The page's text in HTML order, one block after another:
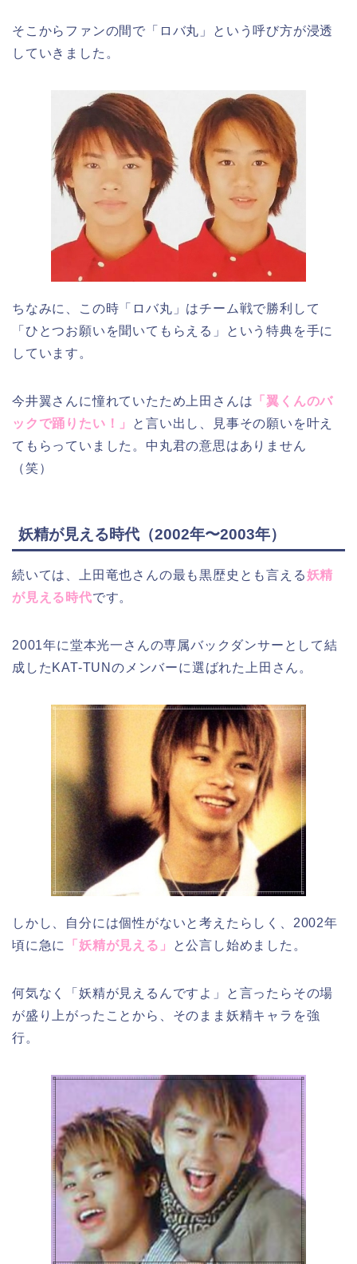
そこからファンの間で「ロバ丸」という呼び方が浸透
していきました。
ちなみに、この時「ロバ丸」はチーム戦で勝利して
「ひとつお願いを聞いてもらえる」という特典を手に
しています。
今井翼さんに憧れていたため上田さんは 「翼くんのバ
ックで踊りたい！」
と言い出し、見事その願いを叶え
てもらっていました。中丸君の意思はありません
（笑）
妖精が見える時代（2002年〜2003年）
続いては、上田竜也さんの最も黒歴史とも言える妖精
が見える時代です。
2001年に堂本光一さんの専属バックダンサーとして結
成したKAT-TUNのメンバーに選ばれた上田さん。
しかし、自分には個性がないと考えたらしく、2002年
頃に急に
「妖精が見える」 と公言し始めました。
何気なく「妖精が見えるんですよ」と言ったらその場
が盛り上がったことから、そのまま妖精キャラを強
行。